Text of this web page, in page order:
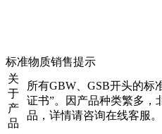
标准物质销售提示
关
于
产
品
所有GBW、GSB开头的标
证书”。因产品种类繁多，
品，详情请咨询在线客服。